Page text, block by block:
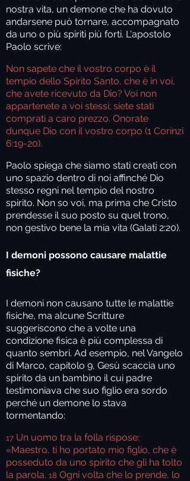
nostra vita, un demone che ha dovuto
andarsene può tornare, accompagnato
da uno o più spiriti più forti. L'apostolo
Paolo scrive:
Non sapete che il vostro corpo è il
tempio dello Spirito Santo, che è in voi,
che avete ricevuto da Dio? Voi non
appartenete a voi stessi; siete stati
comprati a caro prezzo. Onorate
dunque Dio con il vostro corpo (1 Corinzi
6:19-20).
Paolo spiega che siamo stati creati con
uno spazio dentro di noi affinché Dio
stesso regni nel tempio del nostro
spirito. Non so voi, ma prima che Cristo
prendesse il suo posto su quel trono,
non gestivo bene la mia vita (Galati 2:20).
I demoni possono causare malattie
fisiche?
I demoni non causano tutte le malattie
fisiche, ma alcune Scritture
suggeriscono che a volte una
condizione fisica è più complessa di
quanto sembri. Ad esempio, nel Vangelo
di Marco, capitolo 9, Gesù scaccia uno
spirito da un bambino il cui padre
testimoniava che suo figlio era sordo
perché un demone lo stava
tormentando:
17 Un uomo tra la folla rispose:
«Maestro, ti ho portato mio figlio, che è
posseduto da uno spirito che gli ha tolto
la parola. 18 Ogni volta che lo prende, lo